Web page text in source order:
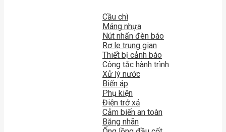
Cầu chì
Máng nhựa
Nút nhấn đèn báo
Rơ le trung gian
Thiết bị cảnh báo
Công tắc hành trình
Xử lý nước
Biến áp
Phụ kiện
Điện trở xả
Cảm biến an toàn
Băng nhãn